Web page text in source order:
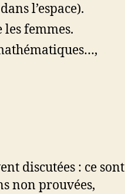
l’espace).
les femmes.
discutées : ce sont
non prouvées,